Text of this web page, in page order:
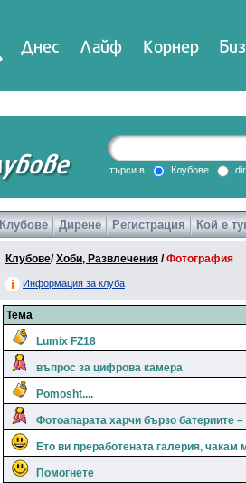
Днес Лайф Корнер
DirTV Impressio
Games
търси в Клубове
Клубове Дирене Регистрация Кой е
Клубове/Хоби, Развлечения /Фотография
Информация за клуба
Тема
Lumix FZ18
въпрос за цифрова камера
Pomosht....
Фотоапарата харчи бързо батериите –
Ето ви преработената галерия, чакам
Помогнете